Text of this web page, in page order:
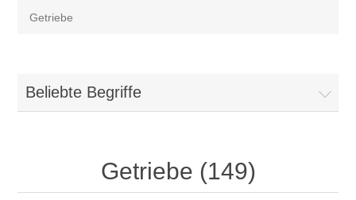
Getriebe
Beliebte Begriffe
Getriebe (149)